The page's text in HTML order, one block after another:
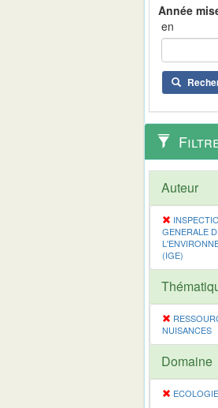
en
Auteur
GENERALE
(IGE)
NUISANCES
Domaine
ECOLOGIE